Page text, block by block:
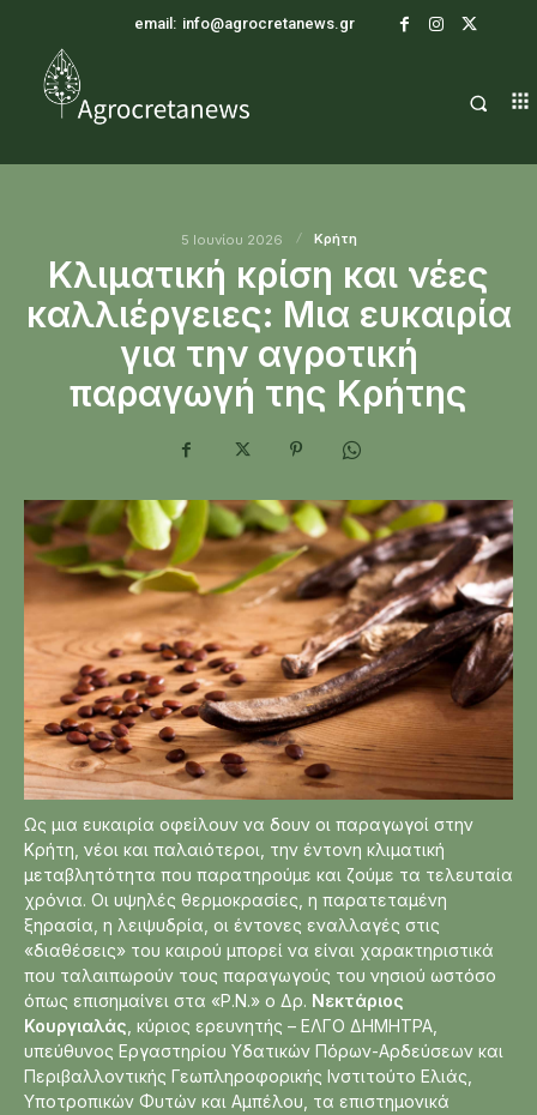
email: info@agrocretanews.gr
5 Ιουνίου 2026 Κρήτη
Κλιματική κρίση και νέες
καλλιέργειες: Μια ευκαιρία
για την αγροτική
παραγωγή της Κρήτης
Ως μια ευκαιρία οφείλουν να δουν οι παραγωγοί στην
Κρήτη, νέοι και παλαιότεροι, την έντονη κλιματική
μεταβλητότητα που παρατηρούμε και ζούμε τα τελευταία
χρόνια. Οι υψηλές θερμοκρασίες, η παρατεταμένη
ξηρασία, η λειψυδρία, οι έντονες εναλλαγές στις
«διαθέσεις» του καιρού μπορεί να είναι χαρακτηριστικά
που ταλαιπωρούν τους παραγωγούς του νησιού ωστόσο
όπως επισημαίνει στα «Ρ.Ν.» ο Δρ. Νεκτάριος
Κουργιαλάς , κύριος ερευνητής – ΕΛΓΟ ΔΗΜΗΤΡΑ,
υπεύθυνος Εργαστηρίου Υδατικών Πόρων-Αρδεύσεων και
Περιβαλλοντικής Γεωπληροφορικής Ινστιτούτο Ελιάς,
Υποτροπικών Φυτών και Αμπέλου, τα επιστημονικά